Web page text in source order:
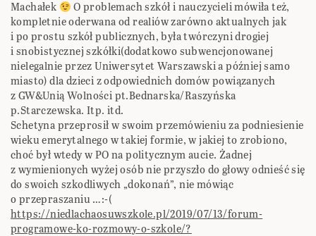
Machałek
O problemach szkół i nauczycieli mówiła też,
kompletnie oderwana od realiów zarówno aktualnych jak
i po prostu szkół publicznych, była twórczyni drogiej
i snobistycznej szkółki(dodatkowo subwencjonowanej
nielegalnie przez Uniwersytet Warszawski a później samo
miasto) dla dzieci z odpowiednich domów powiązanych
z GW&Unią Wolności pt.Bednarska/Raszyńska
p.Starczewska. Itp. itd.
Schetyna przeprosił w swoim przemówieniu za podniesienie
wieku emerytalnego w takiej formie, w jakiej to zrobiono,
choć był wtedy w PO na politycznym aucie. Żadnej
z wymienionych wyżej osób nie przyszło do głowy odnieść się
do swoich szkodliwych „dokonań”, nie mówiąc
o przepraszaniu …:-(
https://niedlachaosuwszkole.pl/2019/07/13/forum-
programowe-ko-rozmowy-o-szkole/?